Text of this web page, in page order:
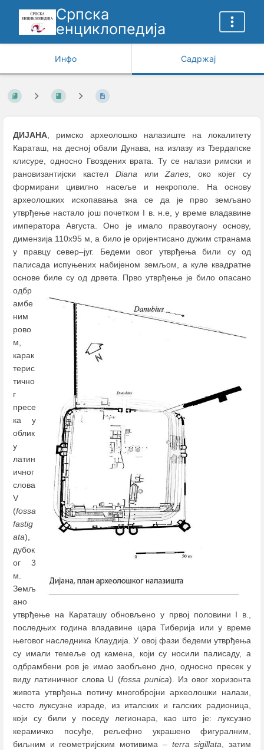
Српска
енциклопедија
Инфо Садржај
ДИЈАНА, римско археолошко налазиште на локалитету
Караташ, на десној обали Дунава, на излазу из Ђердапске
клисуре, односно Гвоздених врата. Ту се налази римски и
рановизантијски кастел DianaилиZanes, око којег су
формирани цивилно насеље и некрополе. На основу
археолошких ископавања зна се да је прво земљано
утврђење настало још почетком I в. н.е, у времe владавине
императора Августа. Оно је имало правоугаону основу,
димензија 110х95 м, а било је оријентисано дужим странама
у правцу север–југ. Бедеми овог утврђења били су од
палисада испуњених набијеном земљом, а куле квадратне
основе биле су од дрвета. Прво утврђење је било опасано
одбр
амбе
ним
рово
м,
карак
терис
тично
г
пресе
ка у
облик
у
латин
ичног
слова
V
(fossa
fastig
ata),
дубок
ог 3
м.
Земљ
ано
утврђење на Караташу обновљено у првој половини I в.,
последњих година владавине цара Тиберија или у време
његовог наследника Клаудија. У овој фази бедеми утврђења
су имали темеље од камена, који су носили палисаду, а
одбрамбени ров је имао заобљено дно, односно пресек у
виду латиничног слова U (fossa punica). Из овог хоризонта
живота утврђења потичу многобројни археолошки налази,
често луксузне израде, из италских и галских радионица,
који су били у поседу легионара, као што је: луксузно
керамичко посуђе, рељефно украшено фигуралним,
биљним и геометријским мотивима – terra sigillata, затим